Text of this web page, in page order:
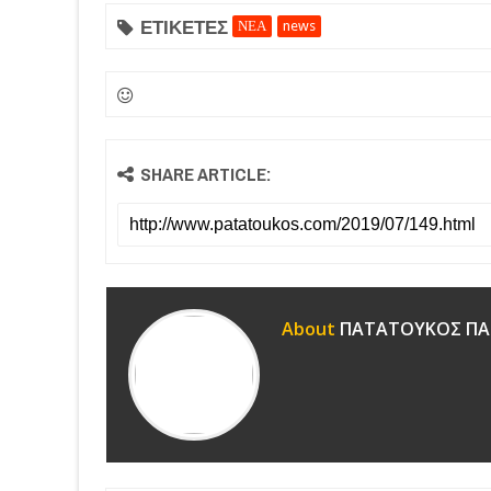
ΕΤΙΚΕΤΕΣ ΝΕΑ news
SHARE ARTICLE:
About ΠΑΤΑΤΟΥΚΟΣ